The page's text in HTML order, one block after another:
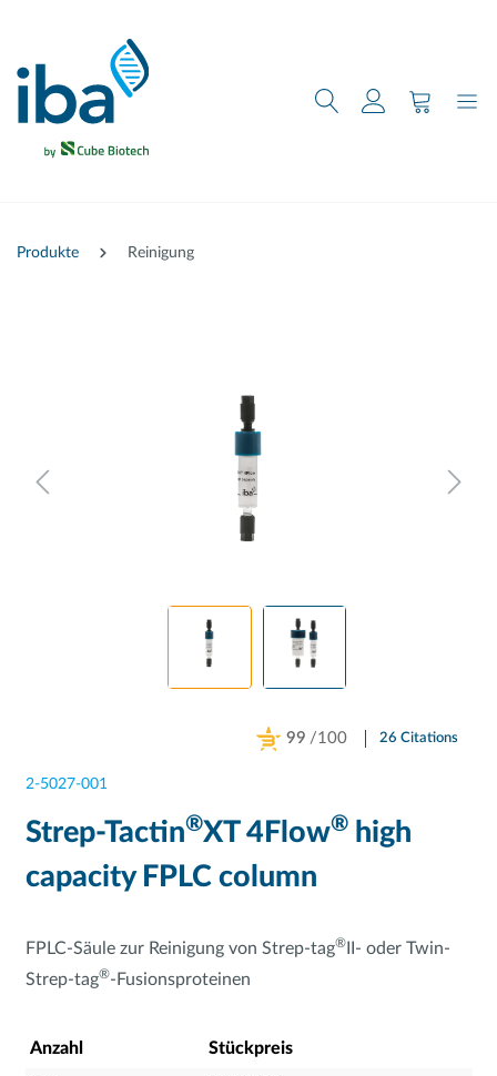
Produkte Reinigung
99 /100 26 Citations
2-5027-001
Strep-Tactin®XT 4Flow®high
capacity FPLC column
FPLC-Säule zur Reinigung von Strep-tag®II- oder Twin-
Strep-tag®-Fusionsproteinen
Anzahl Stückpreis